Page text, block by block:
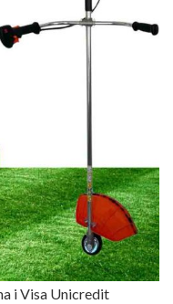
i Visa Unicredit